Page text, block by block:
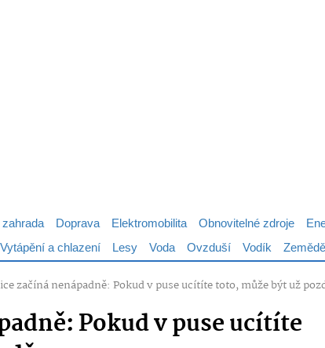
Doprava Elektromobilita Obnovitelné zdroje
Vytápění a chlazení
Lesy Voda Ovzduší Vodík
začíná nenápadně: Pokud v puse ucítíte toto, může být už
Pokud v puse ucítíte